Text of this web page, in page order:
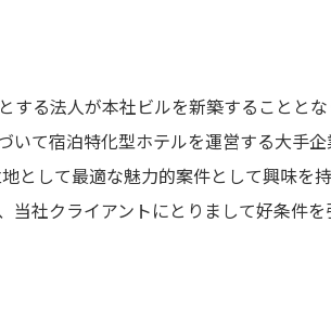
る法人が本社ビルを新築することと
て宿泊特化型ホテルを運営する大手
として最適な魅力的案件として興味を
社クライアントにとりまして好条件